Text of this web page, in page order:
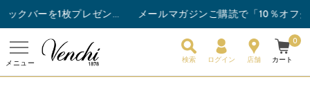
チョコレートバー3枚以上ご購入でスナックバーを1枚プレゼント！ メールマガジンご購読で「10％オフクーポ
メニュー 検索 ログイン 店舗 カート
0